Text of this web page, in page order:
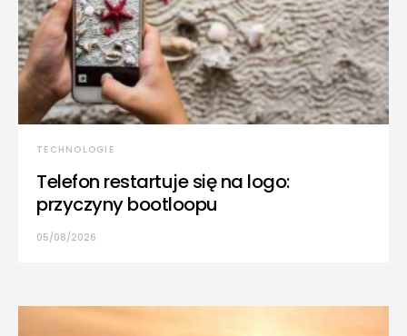
TECHNOLOGIE
Telefon restartuje się na logo:
przyczyny bootloopu
05/08/2026